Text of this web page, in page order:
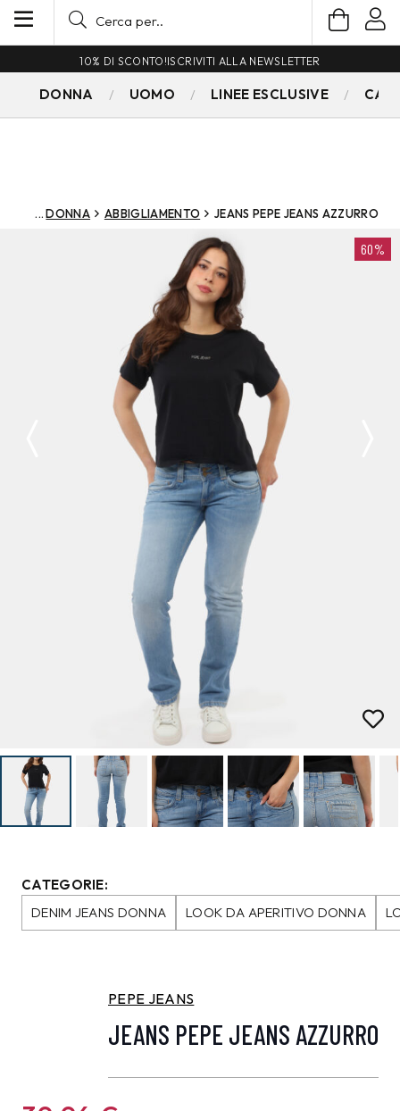
10% DI SCONTO!ISCRIVITI ALLA NEWSLETTER
DONNA UOMO LINEE ESCLUSIVE
DONNA ABBIGLIAMENTO JEANS PEPE JEANS AZZURRO
60%
CATEGORIE:
DENIM JEANS DONNA
LOOK DA APERITIVO DONNA
PEPE JEANS
JEANS PEPE JEANS AZZURRO